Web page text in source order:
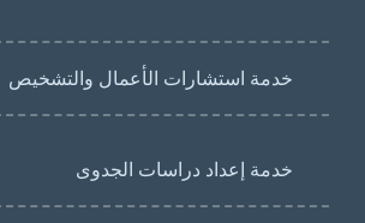
خدمة استشارات الأعمال والتشخيص
خدمة إعداد دراسات الجدوى